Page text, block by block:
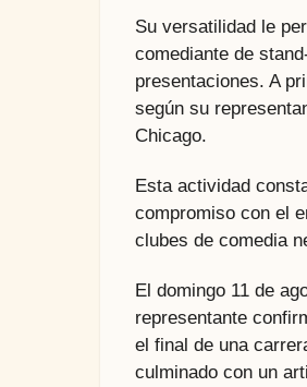
Su versatilidad le
comediante de
presentaciones. A
según su
Chicago.
Esta actividad
compromiso con el
clubes de comedia
El domingo 11 de
representante
el final de una
culminado con un